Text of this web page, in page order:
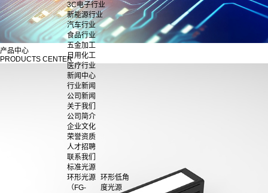
3C电子行业
新能源行业
汽车行业
食品行业
五金加工
日用化工
医疗行业
新闻中心
行业新闻
公司新闻
关于我们
公司简介
企业文化
荣誉资质
人才招聘
联系我们
标准光源
环形光源
（FG-
环形低角
度光源
产品中心
PRODUCTS CENTER